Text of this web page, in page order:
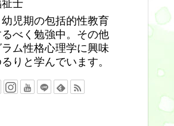
児期の包括的性教育
べく勉強中。その他
ム性格心理学に興味
りと学んでいます。